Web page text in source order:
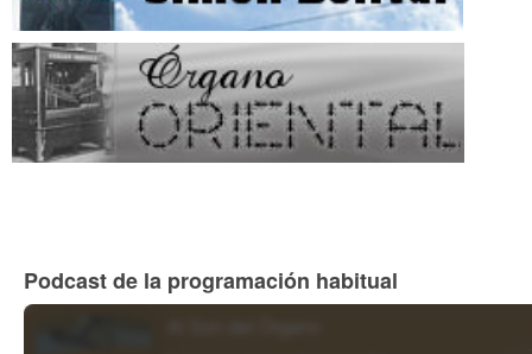
Podcast de la programación habitual